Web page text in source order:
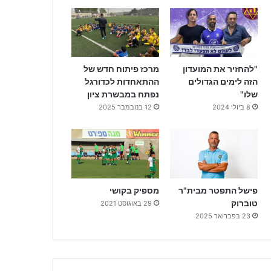
"להחזיר את המועדון
הזה לימים הגדולים
שלו"
8 ביולי 2024
מרכז פיתוח חדש של
ההתאחדות לכדורגל
נפתח במבשרת ציון
12 בנובמבר 2025
פישל התפטר מבית"ר
טוברוק
23 בפברואר 2025
מספיק בקושי
29 באוגוסט 2021